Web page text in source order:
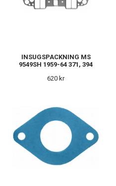
INSUGSPACKNING MS
9549SH 1959-64 371, 394
620 kr